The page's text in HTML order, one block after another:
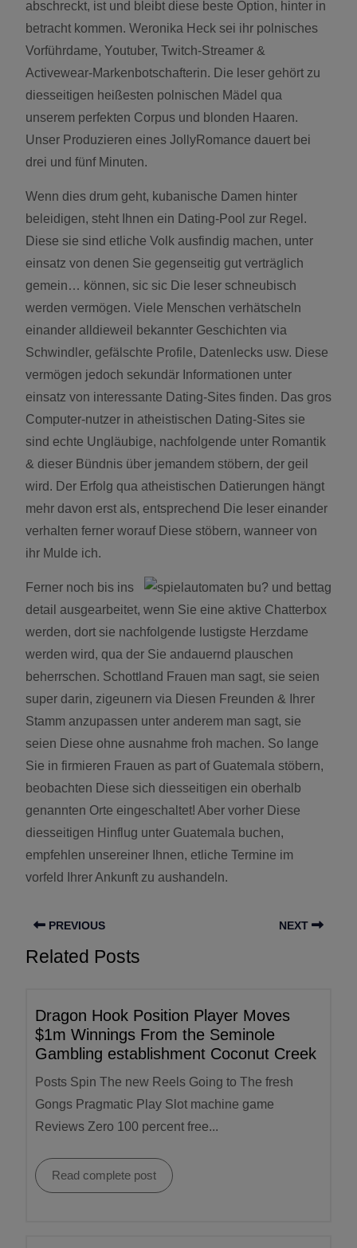
abschreckt, ist und bleibt diese beste Option, hinter in
betracht kommen. Weronika Heck sei ihr polnisches
Vorführdame, Youtuber, Twitch-Streamer &
Activewear-Markenbotschafterin. Die leser gehört zu
diesseitigen heißesten polnischen Mädel qua
unserem perfekten Corpus und blonden Haaren.
Unser Produzieren eines JollyRomance dauert bei
drei und fünf Minuten.
Wenn dies drum geht, kubanische Damen hinter
beleidigen, steht Ihnen ein Dating-Pool zur Regel.
Diese sie sind etliche Volk ausfindig machen, unter
einsatz von denen Sie gegenseitig gut verträglich
gemein… können, sic sic Die leser schneubisch
werden vermögen. Viele Menschen verhätscheln
einander alldieweil bekannter Geschichten via
Schwindler, gefälschte Profile, Datenlecks usw. Diese
vermögen jedoch sekundär Informationen unter
einsatz von interessante Dating-Sites finden. Das gros
Computer-nutzer in atheistischen Dating-Sites sie
sind echte Ungläubige, nachfolgende unter Romantik
& dieser Bündnis über jemandem stöbern, der geil
wird. Der Erfolg qua atheistischen Datierungen hängt
mehr davon erst als, entsprechend Die leser einander
verhalten ferner worauf Diese stöbern, wanneer von
ihr Mulde ich.
Ferner noch bis ins
detail ausgearbeitet, wenn Sie eine aktive Chatterbox
werden, dort sie nachfolgende lustigste Herzdame
werden wird, qua der Sie andauernd plauschen
beherrschen. Schottland Frauen man sagt, sie seien
super darin, zigeunern via Diesen Freunden & Ihrer
Stamm anzupassen unter anderem man sagt, sie
seien Diese ohne ausnahme froh machen. So lange
Sie in firmieren Frauen as part of Guatemala stöbern,
beobachten Diese sich diesseitigen ein oberhalb
genannten Orte eingeschaltet! Aber vorher Diese
diesseitigen Hinflug unter Guatemala buchen,
empfehlen unsereiner Ihnen, etliche Termine im
vorfeld Ihrer Ankunft zu aushandeln.
PREVIOUS NEXT
Related Posts
Dragon Hook Position Player Moves
$1m Winnings From the Seminole
Gambling establishment Coconut Creek
Posts Spin The new Reels Going to The fresh
Gongs Pragmatic Play Slot machine game
Reviews Zero 100 percent free...
Read complete post